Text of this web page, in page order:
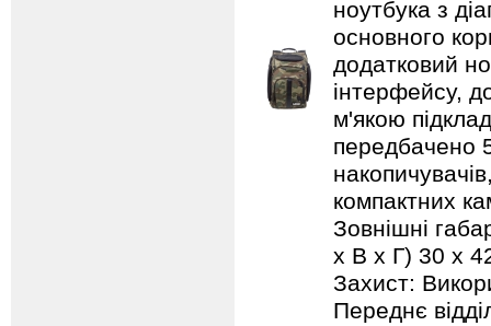
ноутбука з
основного
додатковий
інтерфейсу,
м'якою
передбачено 5
компактних
Зовнішні
х В х Г) 30 x
Захист:
Переднє